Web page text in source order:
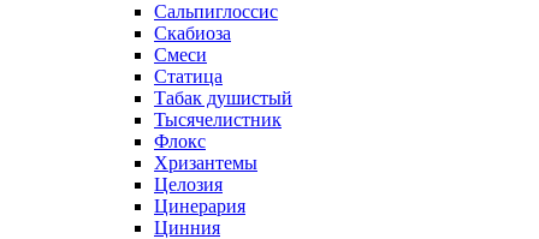
Сальпиглоссис
Скабиоза
Смеси
Статица
Табак душистый
Тысячелистник
Флокс
Хризантемы
Целозия
Цинерария
Цинния